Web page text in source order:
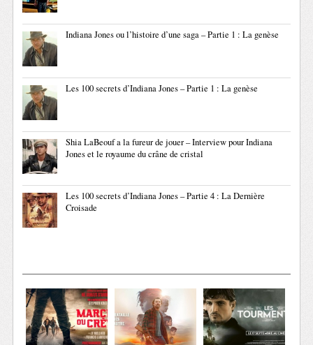
Indiana Jones ou l’histoire d’une saga – Partie 1 : La genèse
Les 100 secrets d’Indiana Jones – Partie 1 : La genèse
Shia LaBeouf a la fureur de jouer – Interview pour Indiana
Jones et le royaume du crâne de cristal
Les 100 secrets d’Indiana Jones – Partie 4 : La Dernière
Croisade